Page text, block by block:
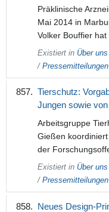
Präklinische
Mai 2014 in
Volker Bouffier
Existiert in Über uns
/ Pressemitteilungen
Tierschutz:
Jungen sowie
Arbeitsgruppe
Gießen
der
Existiert in Über uns
/ Pressemitteilungen
Neues Design-